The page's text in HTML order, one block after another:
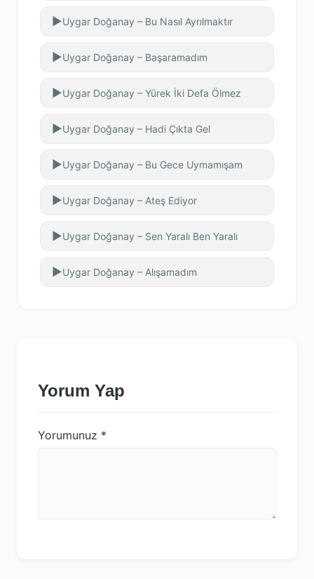
▶Uygar Doğanay – Bu Nasıl Ayrılmaktır
▶Uygar Doğanay – Başaramadım
▶Uygar Doğanay – Yürek İki Defa Ölmez
▶Uygar Doğanay – Hadi Çıkta Gel
▶Uygar Doğanay – Bu Gece Uymamışam
▶Uygar Doğanay – Ateş Ediyor
▶Uygar Doğanay – Sen Yaralı Ben Yaralı
▶Uygar Doğanay – Alışamadım
Yorum Yap
Yorumunuz *